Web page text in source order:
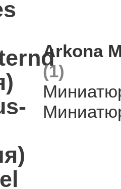
Arkona
(1)